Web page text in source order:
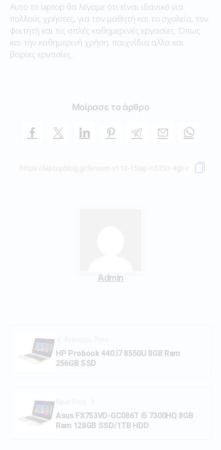
Αυτο το laptop θα λέγαμε ότι είναι ιδανικό για
πολλούς χρήστες, για τον μαθητή και το σχολείο, τον
φοιτητή και τις απλές καθημερινές εργασίες. Όπως
και την καθημερινή χρήση, παιχνίδια αλλα και
βαρίες εργασίες.
Μοίρασε το άρθρο
Admin
Previous Post
HP Probook 440 i7 8550U 8GB Ram
256GB SSD
Next Post
Asus FX753VD-GC086T i5 7300HQ 8GB
Ram 128GB SSD/1TB HDD